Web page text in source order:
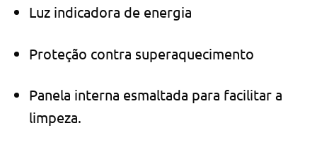
Luz indicadora de energia
Proteção contra superaquecimento
Panela interna esmaltada para facilitar a
limpeza.